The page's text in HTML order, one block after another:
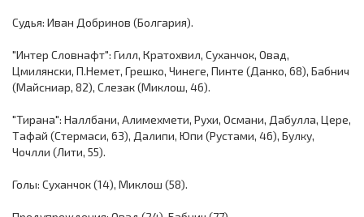
Судья: Иван Добринов (Болгария).
"Интер Словнафт": Гилл, Кратохвил, Суханчок, Овад,
Цмилянски, П.Немет, Грешко, Чинеге, Пинте (Данко, 68), Бабнич
(Майсниар, 82), Слезак (Миклош, 46).
"Тирана": Наллбани, Алимехмети, Рухи, Османи, Дабулла, Цере,
Тафай (Стермаси, 63), Далипи, Юпи (Рустами, 46), Булку,
Чочлли (Лити, 55).
Голы: Суханчок (14), Миклош (58).